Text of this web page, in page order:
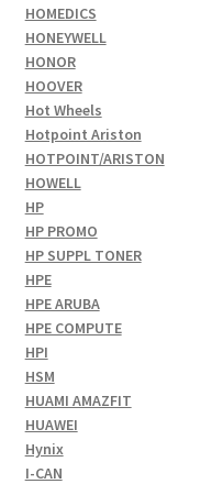
HOMEDICS
HONEYWELL
HONOR
HOOVER
Hot Wheels
Hotpoint Ariston
HOTPOINT/ARISTON
HOWELL
HP
HP PROMO
HP SUPPL TONER
HPE
HPE ARUBA
HPE COMPUTE
HPI
HSM
HUAMI AMAZFIT
HUAWEI
Hynix
I-CAN